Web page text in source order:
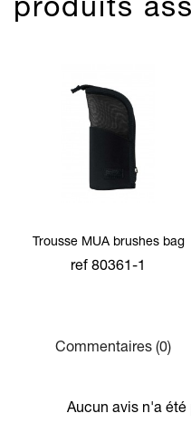
produits
Trousse MUA brushes bag
ref 80361-1
Commentaires (0)
Aucun avis n'a été